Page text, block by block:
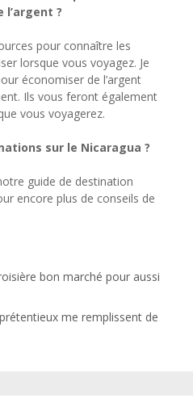
l’argent ?
pour connaître les
lorsque vous voyagez. Je
économiser de l’argent
Ils vous feront également
vous voyagerez.
sur le Nicaragua ?
guide de destination
encore plus de conseils de
bon marché pour aussi
me remplissent de